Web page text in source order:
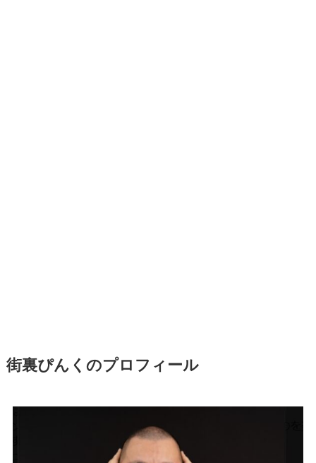
街裏ぴんくのプロフィール